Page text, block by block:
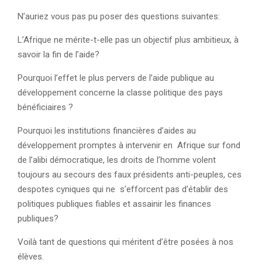
N’auriez vous pas pu poser des questions suivantes:
L’Afrique ne mérite-t-elle pas un objectif plus ambitieux, à
savoir la fin de l’aide?
Pourquoi l’effet le plus pervers de l’aide publique au
développement concerne la classe politique des pays
bénéficiaires ?
Pourquoi les institutions financières d’aides au
développement promptes à intervenir en Afrique sur fond
de l’alibi démocratique, les droits de l’homme volent
toujours au secours des faux présidents anti-peuples, ces
despotes cyniques qui ne s’efforcent pas d’établir des
politiques publiques fiables et assainir les finances
publiques?
Voilà tant de questions qui méritent d’être posées à nos
élèves.